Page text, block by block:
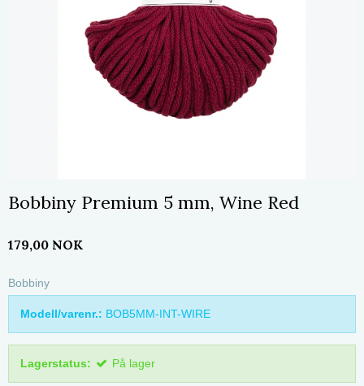
Bobbiny Premium 5 mm, Wine Red
179,00 NOK
Bobbiny
Modell/varenr.: BOB5MM-INT-WIRE
Lagerstatus: På lager